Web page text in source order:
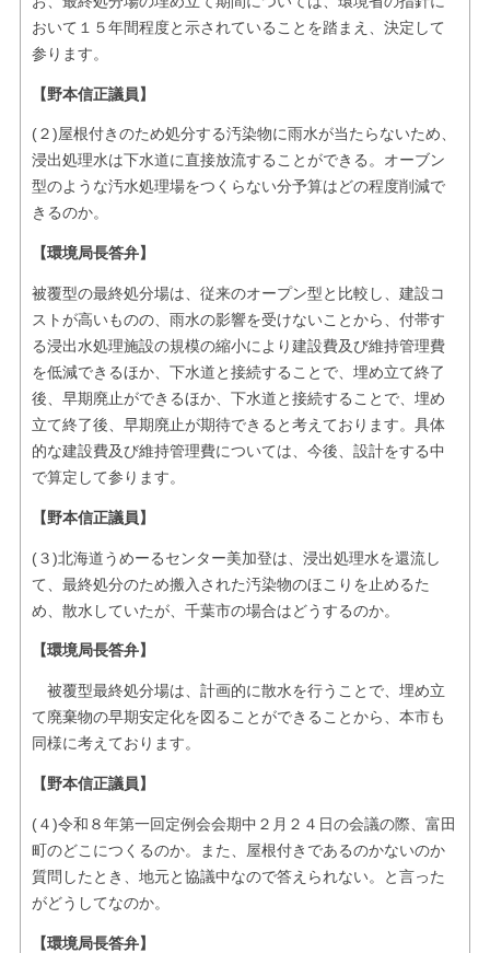
おいて１５年間程度と示されていることを踏まえ、決定して
参ります。
【野本信正議員】
(２)屋根付きのため処分する汚染物に雨水が当たらないため、
浸出処理水は下水道に直接放流することができる。オーブン
型のような汚水処理場をつくらない分予算はどの程度削減で
きるのか。
【環境局長答弁】
被覆型の最終処分場は、従来のオープン型と比較し、建設コ
ストが高いものの、雨水の影響を受けないことから、付帯す
る浸出水処理施設の規模の縮小により建設費及び維持管理費
を低減できるほか、下水道と接続することで、埋め立て終了
後、早期廃止ができるほか、下水道と接続することで、埋め
立て終了後、早期廃止が期待できると考えております。具体
的な建設費及び維持管理費については、今後、設計をする中
で算定して参ります。
【野本信正議員】
(３)北海道うめーるセンター美加登は、浸出処理水を還流し
て、最終処分のため搬入された汚染物のほこりを止めるた
め、散水していたが、千葉市の場合はどうするのか。
【環境局長答弁】
被覆型最終処分場は、計画的に散水を行うことで、埋め立
て廃棄物の早期安定化を図ることができることから、本市も
同様に考えております。
【野本信正議員】
(４)令和８年第一回定例会会期中２月２４日の会議の際、富田
町のどこにつくるのか。また、屋根付きであるのかないのか
質問したとき、地元と協議中なので答えられない。と言った
がどうしてなのか。
【環境局長答弁】